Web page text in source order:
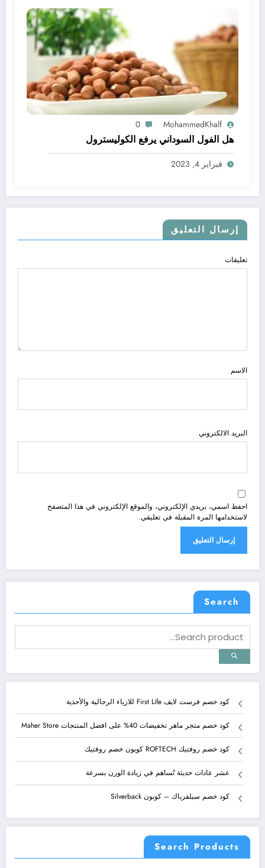
MohammedKhalf
0
هل الفول السوداني يرفع الكوليسترول
فبراير 4, 2023
إرسال التعليق
تعليقات
الاسم
البريد الالكتروني
احفظ اسمي، بريدي الإلكتروني، والموقع الإلكتروني في هذا المتصفح
لاستخدامها المرة المقبلة في تعليقي.
Search
كود خصم فرست لايف First Life للازياء الرجالية والأحذية
كود خصم متجر ماهر تخفيضات 40% على افضل المنتجات Maher Store
كود خصم روفتيك ROFTECH كوبون خصم روفتيك
عشر عادات حديثة تُساهم في زيادة الوزن بسرعة
كود خصم سيلفرباك – كوبون Silverback
Search Products